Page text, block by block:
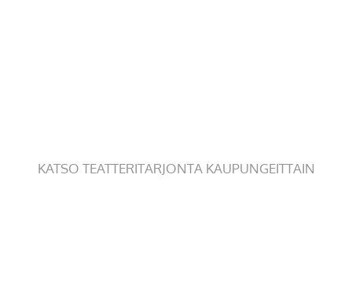
KATSO TEATTERITARJONTA KAUPUNGEITTAIN